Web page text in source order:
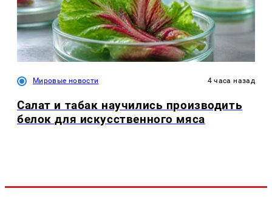
Мировые новости 4 часа назад
Салат и табак научились производить
белок для искусственного мяса